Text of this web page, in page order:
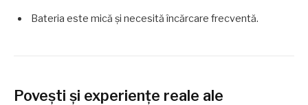
Bateria este mică și necesită încărcare frecventă.
Povești și experiențe reale ale